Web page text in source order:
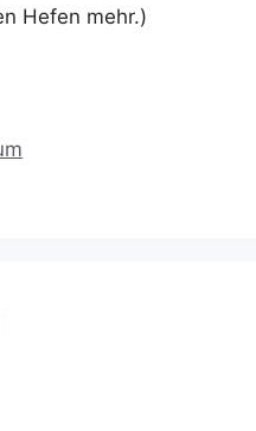
Hefen mehr.)